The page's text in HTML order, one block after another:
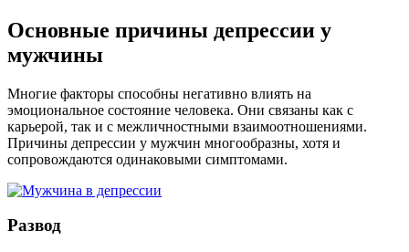
Основные причины депрессии у
мужчины
Многие факторы способны негативно влиять на
эмоциональное состояние человека. Они связаны как с
карьерой, так и с межличностными взаимоотношениями.
Причины депрессии у мужчин многообразны, хотя и
сопровождаются одинаковыми симптомами.
Развод